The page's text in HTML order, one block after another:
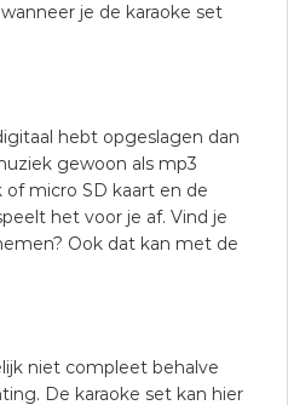
je de karaoke set
hebt opgeslagen dan
gewoon als mp3
micro SD kaart en de
het voor je af. Vind je
Ook dat kan met de
niet compleet behalve
De karaoke set kan hier